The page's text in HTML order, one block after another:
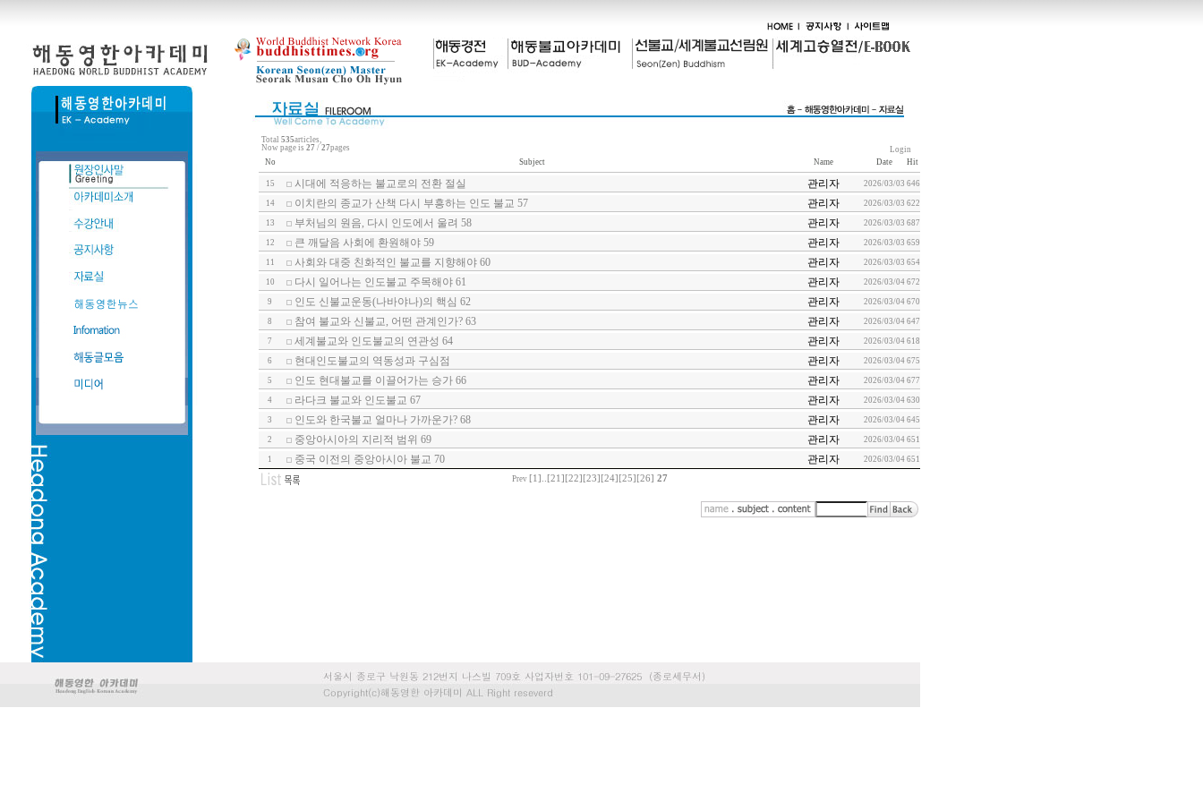
Total 535articles,
Now page is 27 / 27pages
Login
No
Subject Name Date Hit
15 시대에 적응하는 불교로의 전환 절실 관리자 2026/03/03 646
14 이치란의 종교가 산책 다시 부흥하는 인도 불교 57 관리자 2026/03/03 622
13 부처님의 원음, 다시 인도에서 울려 58 관리자 2026/03/03 687
12 큰 깨달음 사회에 환원해야 59 관리자 2026/03/03 659
11 사회와 대중 친화적인 불교를 지향해야 60 관리자 2026/03/03 654
10 다시 일어나는 인도불교 주목해야 61 관리자 2026/03/04 672
9 인도 신불교운동(나바야나)의 핵심 62 관리자 2026/03/04 670
8 참여 불교와 신불교, 어떤 관계인가? 63 관리자 2026/03/04 647
7 세계불교와 인도불교의 연관성 64 관리자 2026/03/04 618
6 현대인도불교의 역동성과 구심점 관리자 2026/03/04 675
5 인도 현대불교를 이끌어가는 승가 66 관리자 2026/03/04 677
4 라다크 불교와 인도불교 67 관리자 2026/03/04 630
3 인도와 한국불교 얼마나 가까운가? 68 관리자 2026/03/04 645
2 중앙아시아의 지리적 범위 69 관리자 2026/03/04 651
1 중국 이전의 중앙아시아 불교 70 관리자 2026/03/04 651
Prev [1] [21] [22] [23] [24] [25] [26] 27